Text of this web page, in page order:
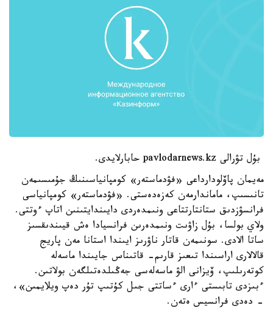
بۇل تۋرالى pavlodarnews.kz حابارلايدى.
مەيمان پاۆلودارداعى «فۋدماستەر» كومپانياسىنىڭ جۇمىسىمەن
تانىسىپ، ماماندارمەن كەزەدەستى. «فۋدماستەر» كومپانياسى
فرانسۋزدىق ستانتارتتاعى ونىمدەردى دايىندايتىنىن اتاپ ءوتتى.
ولاي بولسا، بۇل زاۋىت ونىمدەرىن فرانسيادا ەش قيىندىقسىز
ساتا الادى. سونىمەن قاتار ناۋرىز ايىندا استانا مەن پاريج
قالالارى اراسىندا تىعىز قارىم- قاتىناس جايىندا ماسەلە
كوتەرىلىپ، ۆيزانى الۋ ماسەلەسى جەڭىلدەتىلگەن بولاتىن.
ءبىزدى تابىستى ءارى ءساتتى جىل كۇتىپ تۇر دەپ ويلايمىن»،
- دەدى فرانسيس ەتەن.